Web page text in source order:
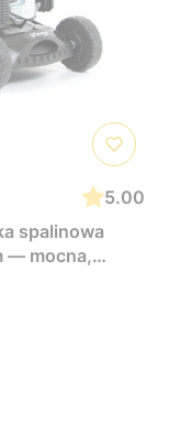
5.00
spalinowa
— mocna,
do